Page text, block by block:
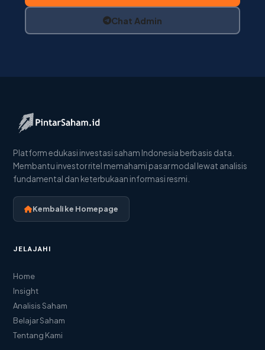
Chat Admin
Platform edukasi investasi saham Indonesia berbasis data.
Membantu investor ritel memahami pasar modal lewat analisis
fundamental dan keterbukaan informasi resmi.
Kembali ke Homepage
JELAJAHI
Home
Insight
Analisis Saham
Belajar Saham
Tentang Kami